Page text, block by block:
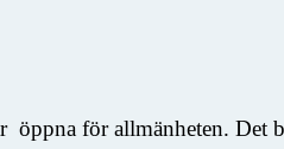
öppna för allmänheten.